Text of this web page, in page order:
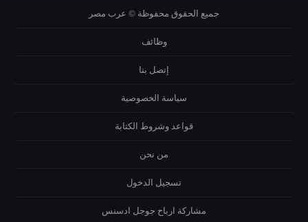
جميع الحقوق محفوظة © عرب مصر
وظائف
إتصل بنا
سياسة الخصوصية
قواعد وشروط الكتابة
من نحن
تسجيل الدخول
مشاركة ارباح جوجل ادسنس